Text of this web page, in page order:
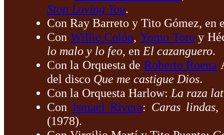
Stop Loving You.
Con Ray Barreto y Tito Gómez, en
Con Willie Colón,Yomo Toro y
lo malo y lo feo, en El cazanguero.
Con la Orquesta de Roberto Roena
del disco Que me castigue Dios.
Con la Orquesta Harlow: La raza
Con Ismael Rivera: Caras lindas,
(1978).